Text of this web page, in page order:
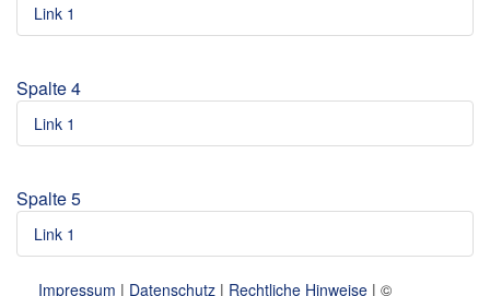
Link 1
Spalte 4
Link 1
Spalte 5
Link 1
Impressum | Datenschutz | Rechtliche Hinweise | ©